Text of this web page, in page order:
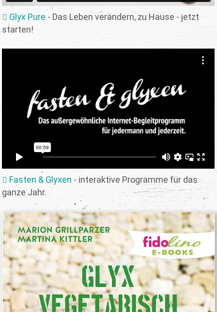
Glyx Pure - Das Leben verändern, zu Hause - jetzt
starten!
Fasten & Glyxen - interaktive Programme für das
ganze Jahr.